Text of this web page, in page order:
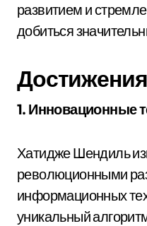
развитием и
добиться
Достижения
1. Инновационные
Хатидже Шендиль
революционными
информационных
уникальный